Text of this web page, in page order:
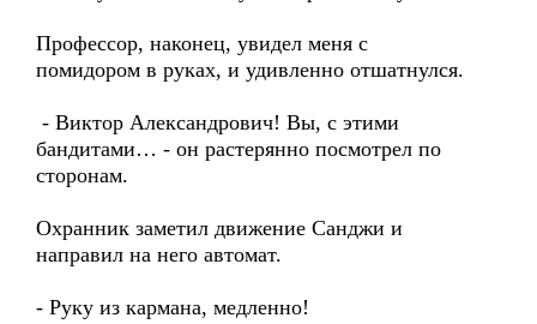
Профессор, наконец, увидел меня с
помидором в руках, и удивленно отшатнулся.
- Виктор Александрович! Вы, с этими
бандитами… - он растерянно посмотрел по
сторонам.
Охранник заметил движение Санджи и
направил на него автомат.
- Руку из кармана, медленно!